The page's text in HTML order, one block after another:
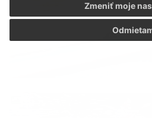
Zmeniť moje